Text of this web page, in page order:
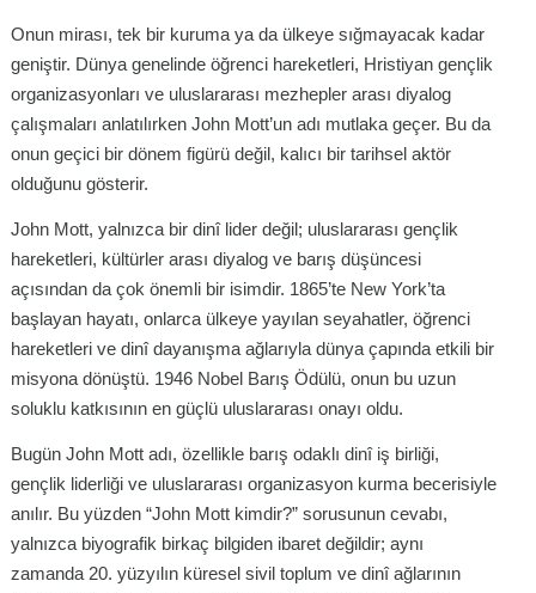
Onun mirası, tek bir kuruma ya da ülkeye sığmayacak kadar
geniştir. Dünya genelinde öğrenci hareketleri, Hristiyan gençlik
organizasyonları ve uluslararası mezhepler arası diyalog
çalışmaları anlatılırken John Mott’un adı mutlaka geçer. Bu da
onun geçici bir dönem figürü değil, kalıcı bir tarihsel aktör
olduğunu gösterir.
John Mott, yalnızca bir dinî lider değil; uluslararası gençlik
hareketleri, kültürler arası diyalog ve barış düşüncesi
açısından da çok önemli bir isimdir. 1865’te New York’ta
başlayan hayatı, onlarca ülkeye yayılan seyahatler, öğrenci
hareketleri ve dinî dayanışma ağlarıyla dünya çapında etkili bir
misyona dönüştü. 1946 Nobel Barış Ödülü, onun bu uzun
soluklu katkısının en güçlü uluslararası onayı oldu.
Bugün John Mott adı, özellikle barış odaklı dinî iş birliği,
gençlik liderliği ve uluslararası organizasyon kurma becerisiyle
anılır. Bu yüzden “John Mott kimdir?” sorusunun cevabı,
yalnızca biyografik birkaç bilgiden ibaret değildir; aynı
zamanda 20. yüzyılın küresel sivil toplum ve dinî ağlarının